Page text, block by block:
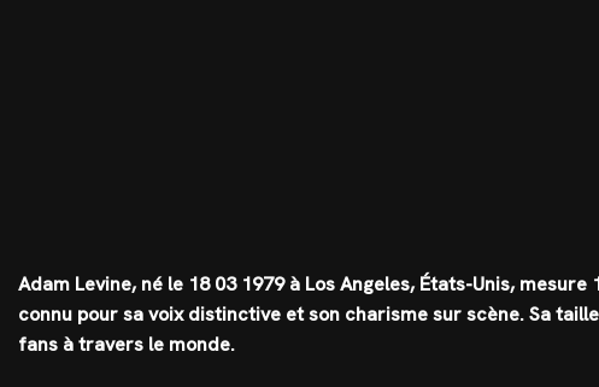
Adam Levine, né le 18 03 1979 à Los Angeles, États-Unis, mesure
connu pour sa voix distinctive et son charisme sur scène. Sa
fans à travers le monde.